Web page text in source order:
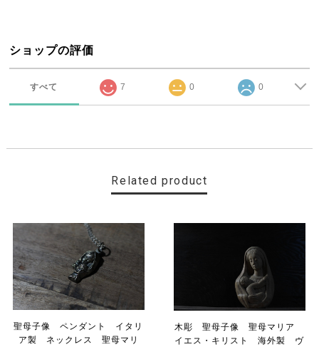
ショップの評価
すべて 7 0 0
Related product
聖母子像 ペンダント イタリ
ア製 ネックレス 聖母マリ
木彫 聖母子像 聖母マリア
イエス・キリスト 海外製 ヴ